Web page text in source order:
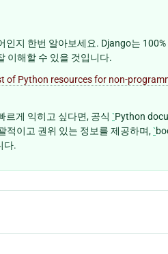
인지 한번 알아보세요. Django는
이해할 수 있을 것입니다.
of Python resources for non-
르게 익히고 싶다면, 공식 `Python
적이고 권위 있는 정보를 제공하며,`
다.